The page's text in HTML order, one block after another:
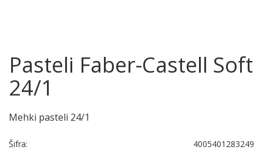
Pasteli Faber-Castell Soft
24/1
Mehki pasteli 24/1
Šifra:
4005401283249